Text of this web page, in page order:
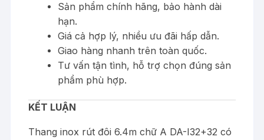
Sản phẩm chính hãng, bảo hành dài
hạn.
Giá cả hợp lý, nhiều ưu đãi hấp dẫn.
Giao hàng nhanh trên toàn quốc.
Tư vấn tận tình, hỗ trợ chọn đúng sản
phẩm phù hợp.
KẾT LUẬN
Thang inox rút đôi 6.4m chữ A DA-I32+32 có